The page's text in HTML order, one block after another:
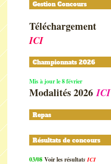
Gestion Concours
Téléchargement
ICI
Championnats 2026
Mis à jour le 8 février
Modalités 2026ICI
Repas
Résultats de concours
03/08 Voir les résultats ICI